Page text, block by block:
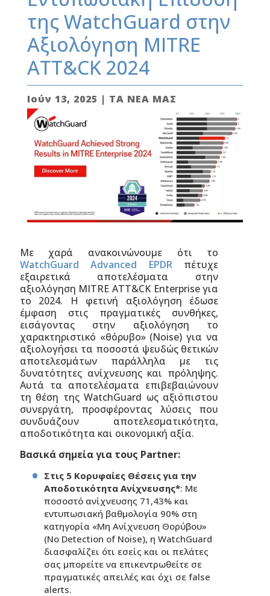
της WatchGuard στην
Αξιολόγηση MITRE
ATT&CK 2024
Ιούν 13, 2025 | ΤΑ ΝΕΑ ΜΑΣ
Με χαρά ανακοινώνουμε ότι το
WatchGuard Advanced EPDRπέτυχε
εξαιρετικά αποτελέσματα στην
αξιολόγηση MITRE ATT&CK Enterprise για
το 2024. Η φετινή αξιολόγηση έδωσε
έμφαση στις πραγματικές συνθήκες,
εισάγοντας στην αξιολόγηση το
χαρακτηριστικό «θόρυβο» (Noise) για να
αξιολογήσει τα ποσοστά ψευδώς θετικών
αποτελεσμάτων παράλληλα με τις
δυνατότητες ανίχνευσης και πρόληψης.
Αυτά τα αποτελέσματα επιβεβαιώνουν
τη θέση της WatchGuard ως αξιόπιστου
συνεργάτη, προσφέροντας λύσεις που
συνδυάζουν αποτελεσματικότητα,
αποδοτικότητα και οικονομική αξία.
Βασικά σημεία για τους Partner:
Στις 5 Κορυφαίες Θέσεις για την
Αποδοτικότητα Ανίχνευσης*: Με
ποσοστό ανίχνευσης 71,43% και
εντυπωσιακή βαθμολογία 90% στη
κατηγορία «Μη Ανίχνευση Θορύβου»
(No Detection of Noise), η WatchGuard
διασφαλίζει ότι εσείς και οι πελάτες
σας μπορείτε να επικεντρωθείτε σε
πραγματικές απειλές και όχι σε false
alerts.